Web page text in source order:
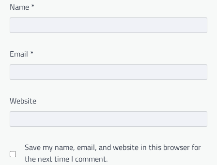
Name *
Email *
Website
Save my name, email, and website in this browser for
the next time I comment.